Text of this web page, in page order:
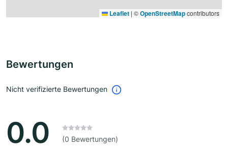
Leaflet | ©OpenStreetMapcontributors
Bewertungen
Nicht verifizierte Bewertungen
0.0 (0 Bewertungen)